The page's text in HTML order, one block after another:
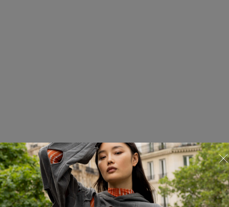
Футболка Red September
225.02.TNK03.10